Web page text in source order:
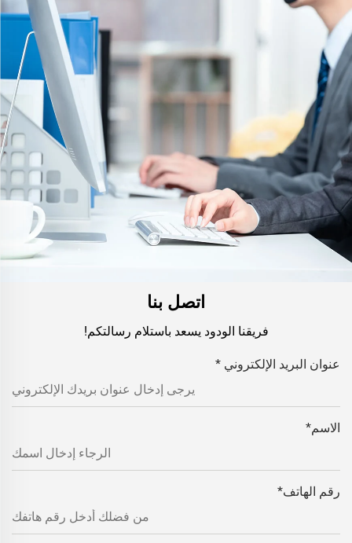
اتصل بنا
فريقنا الودود يسعد باستلام رسالتكم!
عنوان البريد الإلكتروني *
الاسم*
رقم الهاتف*